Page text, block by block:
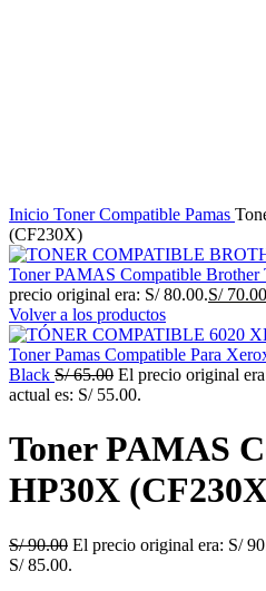
Inicio Toner Compatible Pamas
(CF230X)
Toner PAMAS Compatible
precio original era: S/ 80.00.S/70.00
Volver a los productos
Toner Pamas Compatible Para
Black S/65.00 El precio original
actual es: S/ 55.00.
Toner PAMAS
HP30X
S/90.00 El precio original era: S/
S/ 85.00.